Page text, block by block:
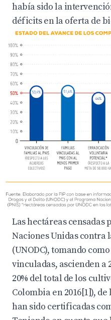
había sido la
déficits en la oferta de
Las hectáreas censadas
Naciones Unidas contra
(UNODC), tomando
vinculadas, ascienden a
20% del total de los
Colombia en 2016[1]), de
han sido certificadas